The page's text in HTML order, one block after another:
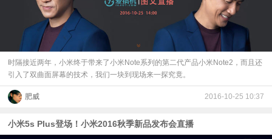
时隔接近两年，小米终于带来了小米Note系列的第二代产品小米Note2，而且还
引入了双曲面屏幕的技术，我们一块到现场来一探究竟。
肥威 2016-10-25 10:37
小米5s Plus登场！小米2016秋季新品发布会直播